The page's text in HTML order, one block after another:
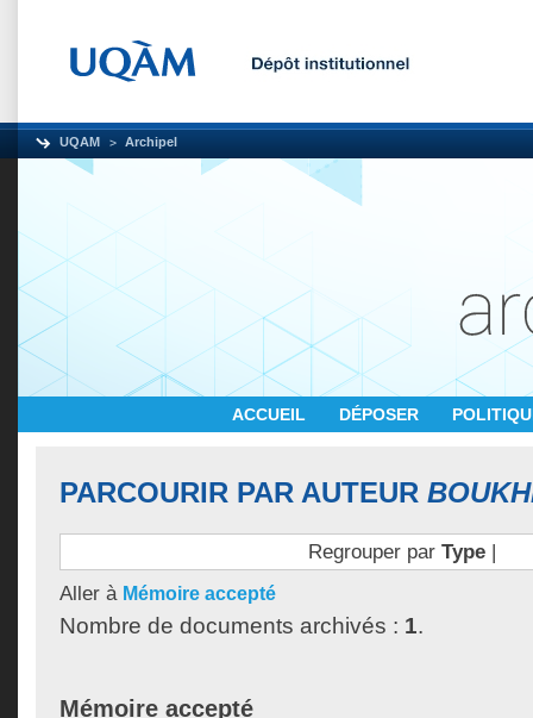
UQAM Archipel
ACCUEIL DÉPOSER
PARCOURIR PAR AUTEUR
Regrouper par Type|
Aller à Mémoire accepté
Nombre de documents archivés : 1.
Mémoire accepté